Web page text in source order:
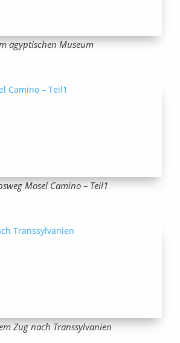
ägyptischen Museum
Mosel Camino – Teil1
Zug nach Transsylvanien